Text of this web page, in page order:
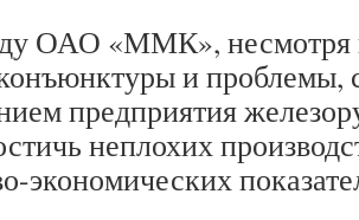
ОАО «ММК», несмотря
и проблемы,
предприятия
неплохих
экономических